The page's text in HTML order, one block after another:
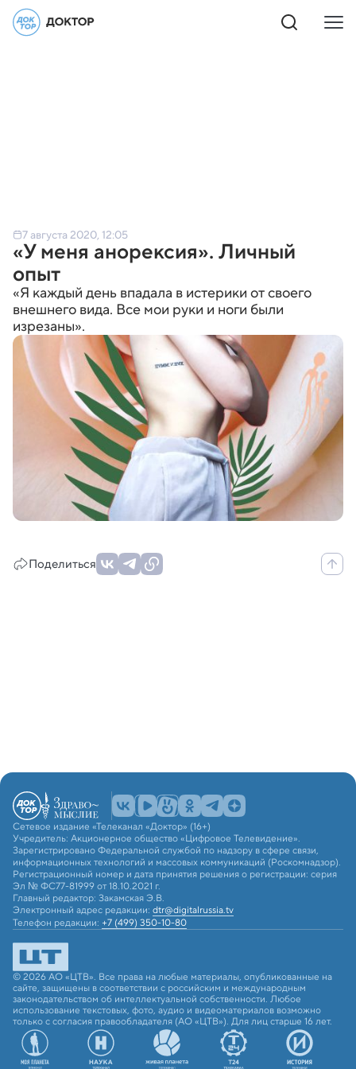
7 августа 2020, 12:05
«У меня анорексия». Личный
опыт
«Я каждый день впадала в истерики от своего
внешнего вида. Все мои руки и ноги были
изрезаны».
Поделиться
Сетевое издание «Телеканал «Доктор» (16+)
Учредитель: Акционерное общество «Цифровое Телевидение».
Зарегистрировано Федеральной службой по надзору в сфере связи,
информационных технологий и массовых коммуникаций (Роскомнадзор).
Регистрационный номер и дата принятия решения о регистрации: серия
Эл № ФС77-81999 от 18.10.2021 г.
Главный редактор: Закамская Э.В.
Электронный адрес редакции: dtr@digitalrussia.tv
Телефон редакции: +7 (499) 350-10-80
© 2026 АО «ЦТВ». Все права на любые материалы, опубликованные на
сайте, защищены в соответствии с российским и международным
законодательством об интеллектуальной собственности. Любое
использование текстовых, фото, аудио и видеоматериалов возможно
только с согласия правообладателя (АО «ЦТВ»). Для лиц старше 16 лет.